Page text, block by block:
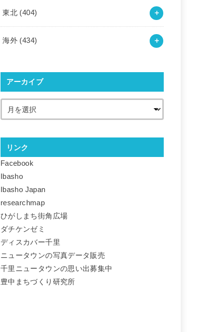
東北 (404)
海外 (434)
アーカイブ
リンク
Facebook
Ibasho
Ibasho Japan
researchmap
ひがしまち街角広場
ダチケンゼミ
ディスカバー千里
ニュータウンの写真データ販売
千里ニュータウンの思い出募集中
豊中まちづくり研究所